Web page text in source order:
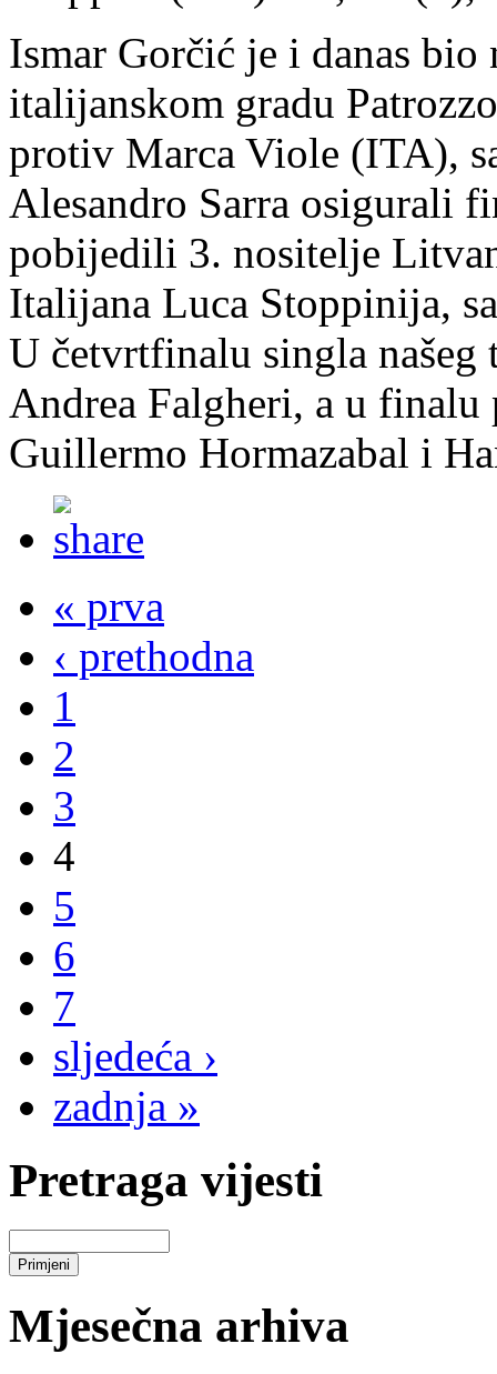
Ismar Gorčić je i danas
italijanskom gradu
protiv Marca Viole (ITA),
Alesandro Sarra osigurali
pobijedili 3. nositelje
Italijana Luca Stoppinija,
U četvrtfinalu singla našeg
Andrea Falgheri, a u
Guillermo Hormazabal i
« prva
‹ prethodna
1
2
3
4
5
6
7
sljedeća ›
zadnja »
Pretraga vijesti
Mjesečna arhiva